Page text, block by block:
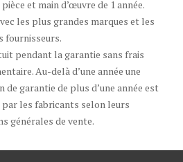
et main d’œuvre de 1 année.
les plus grandes marques et les
fournisseurs.
pendant la garantie sans frais
Au-delà d’une année une
de garantie de plus d’une année est
les fabricants selon leurs
générales de vente.